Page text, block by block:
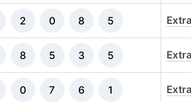
2 0 8 5
8 5 3 5
0 7 6 1